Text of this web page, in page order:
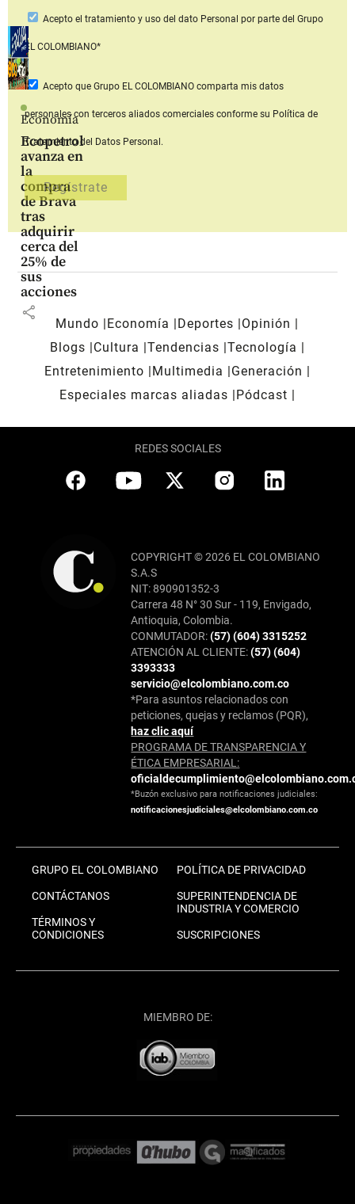
Economía
Ecopetrol
avanza en
la
compra
de Brava
tras
adquirir
cerca del
25% de
sus
acciones
share
Acepto el tratamiento y uso del dato Personal por parte del Grupo
EL COLOMBIANO*
Acepto que Grupo EL COLOMBIANOcomparta mis datos
personales con terceros aliados comerciales conforme su Política de
Tratamiento del Datos Personal.
Mundo Economía Deportes
Opinión
Blogs
Cultura Tendencias Tecnología
Entretenimiento
Multimedia
Generación
Especiales marcas aliadas
Pódcast
REDES SOCIALES
COPYRIGHT © 2026 EL COLOMBIANO
S.A.S
NIT: 890901352-3
Carrera 48 N° 30 Sur - 119, Envigado,
Antioquia, Colombia.
CONMUTADOR:(57) (604) 3315252
ATENCIÓN AL CLIENTE:(57) (604)
3393333
servicio@elcolombiano.com.co
*Para asuntos relacionados con
peticiones, quejas y reclamos (PQR),
haz clic aquí
PROGRAMA DE TRANSPARENCIA Y
ÉTICA EMPRESARIAL:
*Buzón exclusivo para notificaciones judiciales:
notificacionesjudiciales@elcolombiano.com.co
GRUPO EL COLOMBIANO
CONTÁCTANOS
TÉRMINOS Y
CONDICIONES
POLÍTICA DE PRIVACIDAD
SUPERINTENDENCIA DE
INDUSTRIA Y COMERCIO
SUSCRIPCIONES
MIEMBRO DE: